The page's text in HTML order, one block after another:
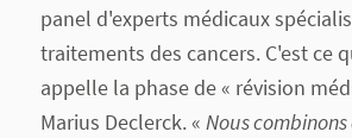
panel d'experts médicaux
traitements des cancers. C'est ce
appelle la phase de « révision
Marius Declerck. « Nous